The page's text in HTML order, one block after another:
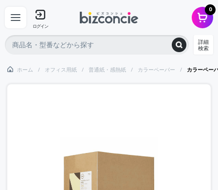
ログイン
0
詳細
検索
ホーム オフィス用紙 普通紙・感熱紙 カラーペーパー カラーペー